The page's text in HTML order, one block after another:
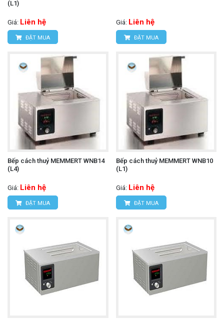
(L1)
Giá: Liên hệ
ĐẶT MUA
Giá: Liên hệ
ĐẶT MUA
Bếp cách thuỷ MEMMERT WNB14
(L4)
Giá: Liên hệ
ĐẶT MUA
Bếp cách thuỷ MEMMERT WNB10
(L1)
Giá: Liên hệ
ĐẶT MUA